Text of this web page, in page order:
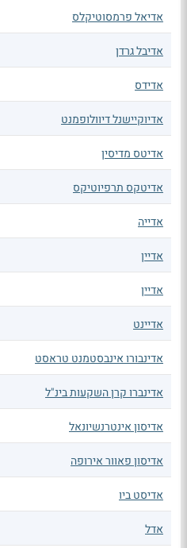
אדיאל פרמסוטיקלס
אדיבל גרדן
אדידס
אדיוקיישנל דיוולופמנט
אדיטס מדיסין
אדיטקס תרפיוטיקס
אדייה
אדיין
אדיין
אדיינט
אדינבורו אינבסטמנט טראסט
אדינברו קרן השקעות בינ"ל
אדיסון אינטרנשיונאל
אדיסון פאוור אירופה
אדיסט ביו
אדל